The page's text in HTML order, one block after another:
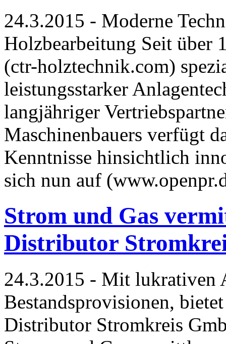
24.3.2015 - Moderne
Holzbearbeitung Seit über
(ctr-holztechnik.com)
leistungsstarker
langjähriger
Maschinenbauers verfügt
Kenntnisse hinsichtlich
sich nun auf
Strom und Gas
Distributor
24.3.2015 - Mit lukrativen
Bestandsprovisionen,
Distributor Stromkreis